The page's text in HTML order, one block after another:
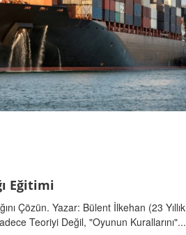
Eğitimi
Çözün. Yazar: Bülent İlkehan (23 Yıllık
Teoriyi Değil, "Oyunun Kurallarını"...